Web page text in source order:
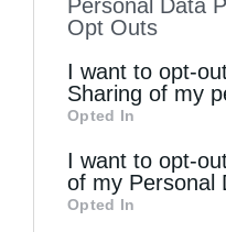
to your opt-out.
information by
of downstream
information may
third parties on the
Downstream
Personal Data
Opt Outs
I want to opt-
Sharing of my
Opted In
I want to opt-
of my Personal
Opted In
Περί διακονίας